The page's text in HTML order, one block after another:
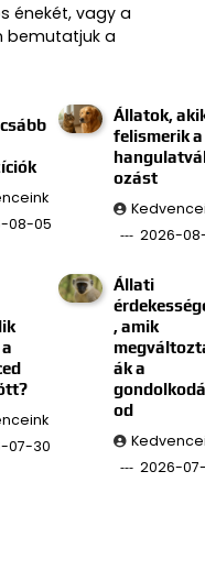
énekét, vagy a
bemutatjuk a
08-05
Állatok,
felismerik a
ozást
2026-
07-30
Állati
, amik
ák a
od
2026-